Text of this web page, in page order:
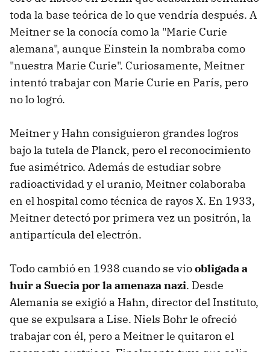
toda la base teórica de lo que vendría después. A
Meitner se la conocía como la "Marie Curie
alemana", aunque Einstein la nombraba como
"nuestra Marie Curie". Curiosamente, Meitner
intentó trabajar con Marie Curie en París, pero
no lo logró.
Meitner y Hahn consiguieron grandes logros
bajo la tutela de Planck, pero el reconocimiento
fue asimétrico. Además de estudiar sobre
radioactividad y el uranio, Meitner colaboraba
en el hospital como técnica de rayos X. En 1933,
Meitner detectó por primera vez un positrón, la
antipartícula del electrón.
Todo cambió en 1938 cuando se vioobligada a
huir a Suecia por la amenaza nazi. Desde
Alemania se exigió a Hahn, director del Instituto,
que se expulsara a Lise. Niels Bohr le ofreció
trabajar con él, pero a Meitner le quitaron el